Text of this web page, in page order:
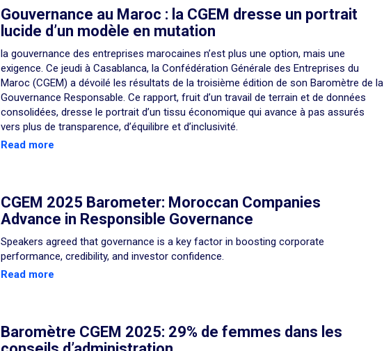
Gouvernance au Maroc : la CGEM dresse un portrait
lucide d’un modèle en mutation
la gouvernance des entreprises marocaines n’est plus une option, mais une
exigence. Ce jeudi à Casablanca, la Confédération Générale des Entreprises du
Maroc (CGEM) a dévoilé les résultats de la troisième édition de son Baromètre de la
Gouvernance Responsable. Ce rapport, fruit d’un travail de terrain et de données
consolidées, dresse le portrait d’un tissu économique qui avance à pas assurés
vers plus de transparence, d’équilibre et d’inclusivité.
Read more
CGEM 2025 Barometer: Moroccan Companies
Advance in Responsible Governance
Speakers agreed that governance is a key factor in boosting corporate
performance, credibility, and investor confidence.
Read more
Baromètre CGEM 2025: 29% de femmes dans les